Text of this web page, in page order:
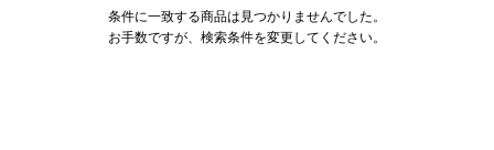
条件に一致する商品は見つかりませんでした。
お手数ですが、検索条件を変更してください。